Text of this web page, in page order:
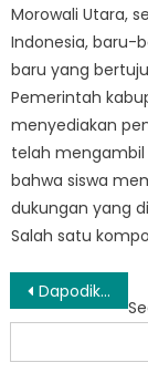
Morowali Utara,
Indonesia, baru-
baru yang
Pemerintah
menyediakan
telah
bahwa siswa
dukungan yang
Salah satu
Post
Dapodik Morowali Utara: Enhancing Education Management in North Morowali District